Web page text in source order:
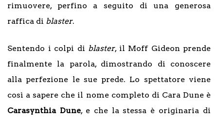
rimuovere, perfino a seguito di una generosa
raffica di blaster.
Sentendo i colpi di blaster, il Moff Gideon prende
finalmente la parola, dimostrando di conoscere
alla perfezione le sue prede. Lo spettatore viene
così a sapere che il nome completo di Cara Dune è
Carasynthia Dune, e che la stessa è originaria di